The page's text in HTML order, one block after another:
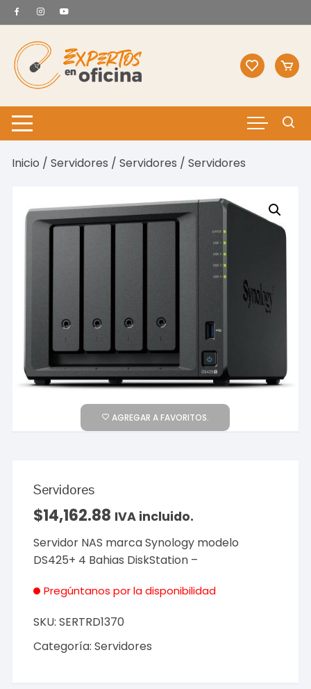
Saltar
al
contenido
Inicio /Servidores /Servidores / Servidores
AGREGAR A FAVORITOS.
Servidores
$14,162.88 IVA incluido.
Servidor NAS marca Synology modelo
DS425+ 4 Bahias DiskStation –
Pregúntanos por la disponibilidad
SKU:SERTRD1370
Categoría:Servidores